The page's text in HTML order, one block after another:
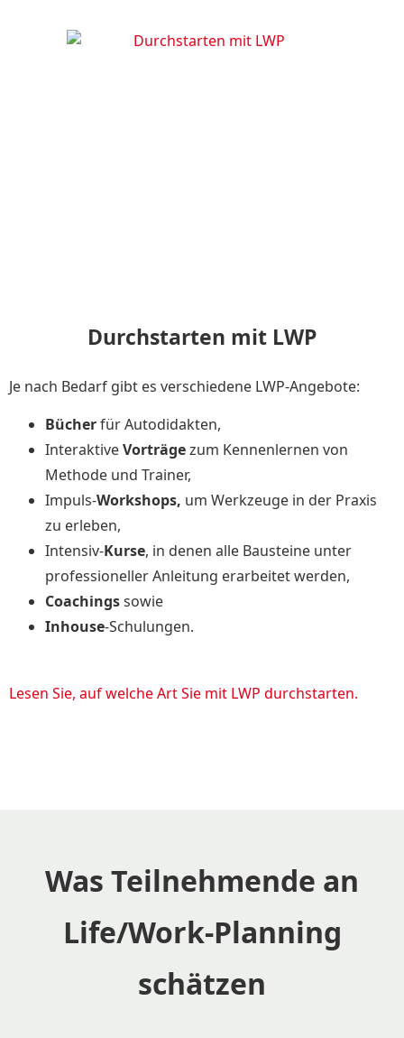
Durchstarten mit LWP
Je nach Bedarf gibt es verschiedene LWP-Angebote:
Bücherfür Autodidakten,
InteraktiveVorträgezum Kennenlernen von
Methode und Trainer,
Impuls-Workshops, um Werkzeuge in der Praxis
zu erleben,
Intensiv-Kurse, in denen alle Bausteine unter
professioneller Anleitung erarbeitet werden,
Coachingssowie
Inhouse-Schulungen.
Lesen Sie, auf welche Art Sie mit LWP durchstarten.
Was Teilnehmende an
Life/Work-Planning
schätzen